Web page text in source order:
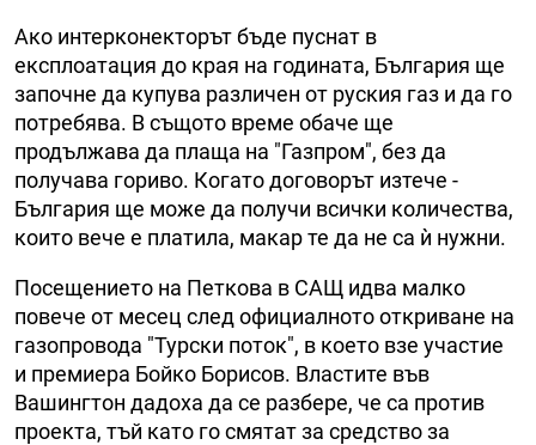
Ако интерконекторът бъде пуснат в
експлоатация до края на годината, България ще
започне да купува различен от руския газ и да го
потребява. В същото време обаче ще
продължава да плаща на "Газпром", без да
получава гориво. Когато договорът изтече -
България ще може да получи всички количества,
които вече е платила, макар те да не са ѝ нужни.
Посещението на Петкова в САЩ идва малко
повече от месец след официалното откриване на
газопровода "Турски поток", в което взе участие
и премиера Бойко Борисов. Властите във
Вашингтон дадоха да се разбере, че са против
проекта, тъй като го смятат за средство за